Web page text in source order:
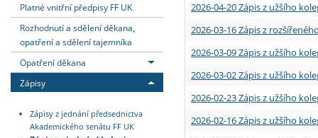
Platné vnitřní předpisy FF UK
Rozhodnutí a sdělení děkana,
opatření a sdělení tajemníka
Opatření děkana
Zápisy
Zápisy z jednání předsednictva
Akademického senátu FF UK
2026-04-20 Zápis z užšího
2026-03-16 Zápis z
2026-03-09 Zápis z užšího
2026-03-02 Zápis z užšího
2026-02-23 Zápis z užšího
2026-02-16 Zápis z užšího